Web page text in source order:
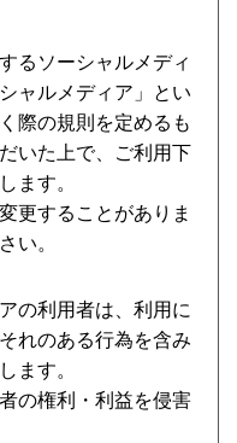
るソーシャルメディ
ャルメディア」とい
際の規則を定めるも
いた上で、ご利用下
ます。
更することがありま
い。
の利用者は、利用に
れのある行為を含み
ます。
の権利・利益を侵害